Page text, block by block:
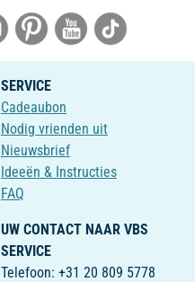
SERVICE
Cadeaubon
Nodig vrienden uit
Nieuwsbrief
Ideeën & Instructies
FAQ
UW CONTACT NAAR VBS
SERVICE
Telefoon: +31 20 809 5778